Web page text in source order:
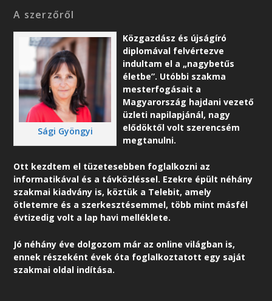
A szerzőről
Sági Gyöngyi
Közgazdász és újságíró
diplomával felvértezve
indultam el a „nagybetűs
életbe”. Utóbbi szakma
mesterfogásait a
Magyarország hajdani vezető
üzleti napilapjánál, nagy
elődöktől volt szerencsém
megtanulni.
Ott kezdtem el tüzetesebben foglalkozni az
informatikával és a távközléssel. Ezekre épült néhány
szakmai kiadvány is, köztük a Telebit, amely
ötletemre és a szerkesztésemmel, több mint másfél
évtizedig volt a lap havi melléklete.
Jó néhány éve dolgozom már az online világban is,
ennek részeként évek óta foglalkoztatott egy saját
szakmai oldal indítása.